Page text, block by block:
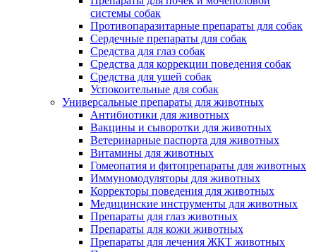
системы собак
Противопаразитарные препараты для собак
Сердечные препараты для собак
Средства для глаз собак
Средства для коррекции поведения собак
Средства для ушей собак
Успокоительные для собак
Универсальные препараты для животных
Антибиотики для животных
Вакцины и сыворотки для животных
Ветеринарные паспорта для животных
Витамины для животных
Гомеопатия и фитопрепараты для животных
Иммуномодуляторы для животных
Корректоры поведения для животных
Медицинские инструменты для животных
Препараты для глаз животных
Препараты для кожи животных
Препараты для лечения ЖКТ животных